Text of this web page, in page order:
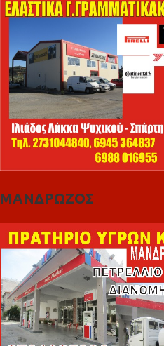
ΜΑΝΔΡΩΖΟΣ